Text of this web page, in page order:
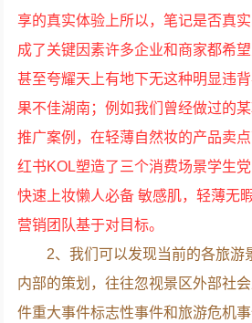
享的真实体验上所以，笔记是否真
成了关键因素许多企业和商家都希
甚至夸耀天上有地下无这种明显违
果不佳湖南；例如我们曾经做过的
推广案例，在轻薄自然妆的产品卖
红书KOL塑造了三个消费场景学生党
快速上妆懒人必备 敏感肌，轻薄无
营销团队基于对目标。
2、我们可以发现当前的各旅游
内部的策划，往往忽视景区外部社
件重大事件标志性事件和旅游危机